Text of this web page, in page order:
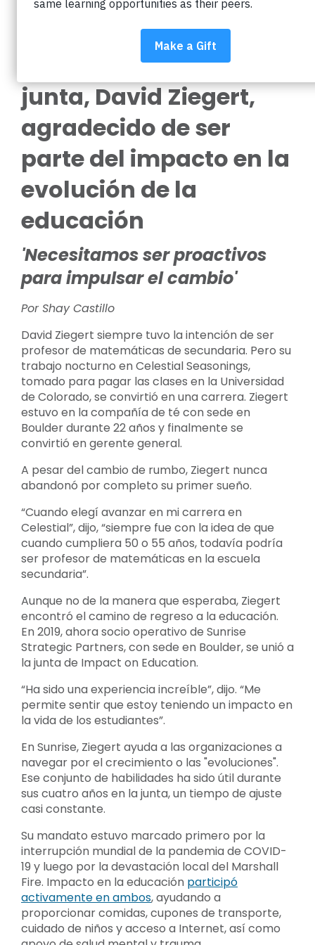
Publicado: agosto 18, 2023 | Cuota:
El presidente de la
junta, David Ziegert,
agradecido de ser
parte del impacto en la
evolución de la
educación
'Necesitamos ser proactivos
para impulsar el cambio'
Por Shay Castillo
David Ziegert siempre tuvo la intención de ser
profesor de matemáticas de secundaria. Pero su
trabajo nocturno en Celestial Seasonings,
tomado para pagar las clases en la Universidad
de Colorado, se convirtió en una carrera. Ziegert
estuvo en la compañía de té con sede en
Boulder durante 22 años y finalmente se
convirtió en gerente general.
A pesar del cambio de rumbo, Ziegert nunca
abandonó por completo su primer sueño.
“Cuando elegí avanzar en mi carrera en
Celestial”, dijo, “siempre fue con la idea de que
cuando cumpliera 50 o 55 años, todavía podría
ser profesor de matemáticas en la escuela
secundaria”.
Aunque no de la manera que esperaba, Ziegert
encontró el camino de regreso a la educación.
En 2019, ahora socio operativo de Sunrise
Strategic Partners, con sede en Boulder, se unió a
la junta de Impact on Education.
“Ha sido una experiencia increíble”, dijo. “Me
permite sentir que estoy teniendo un impacto en
la vida de los estudiantes”.
En Sunrise, Ziegert ayuda a las organizaciones a
navegar por el crecimiento o las "evoluciones".
Ese conjunto de habilidades ha sido útil durante
sus cuatro años en la junta, un tiempo de ajuste
casi constante.
Su mandato estuvo marcado primero por la
interrupción mundial de la pandemia de COVID-
19 y luego por la devastación local del Marshall
Fire. Impacto en la educación participó
activamente en ambos, ayudando a
proporcionar comidas, cupones de transporte,
cuidado de niños y acceso a Internet, así como